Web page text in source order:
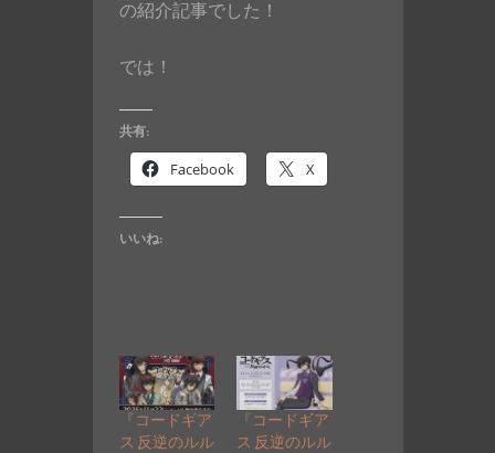
の紹介記事でした！
では！
共有:
Facebook X
いいね:
『コードギア
ス 反逆のルル
『コードギア
ス 反逆のルル